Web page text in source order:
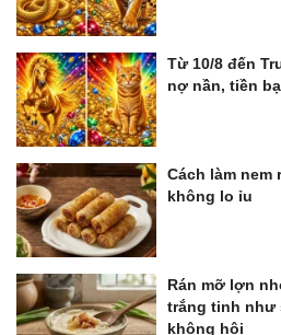
Từ 10/8 đến
nợ nần, tiền
Cách làm nem
không lo ỉu
Rán mỡ lợn
trắng tinh như
không hôi